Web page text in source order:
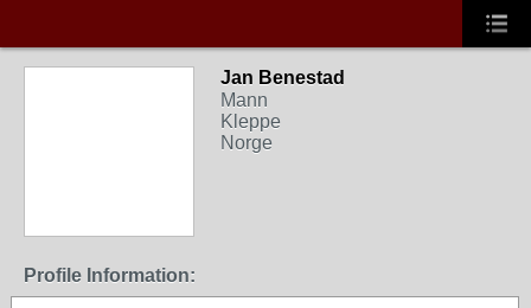
Jan Benestad
Mann
Kleppe
Norge
Profile Information: